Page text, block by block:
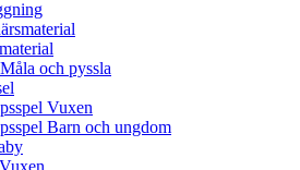
och pyssla
Vuxen
Barn och ungdom